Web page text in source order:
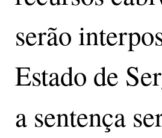
serão
Estado de
a sentença